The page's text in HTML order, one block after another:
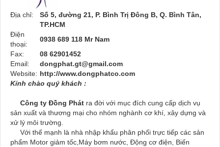
Địa chỉ:
Số 5, đường 21, P. Bình Trị Đông B, Q. Bình Tân,
TP.HCM
Điện
thoại:
0938 689 118 Mr Nam
Fax:
08 62901452
Email:
dongphat.gt@gmail.com
Website: http://www.dongphatco.com
Kính chào quý khách :
Công ty Đồng Phát ra đời với mục đích cung cấp dịch vụ
sản xuất và thương mại cho nhóm nghành cơ khí, xây dựng và
xử lý môi trường.
Với thế mạnh là nhà nhập khẩu phân phối trực tiếp các sản
phẩm Motor giảm tốc,Máy bơm nước, Động cơ điện, Biến